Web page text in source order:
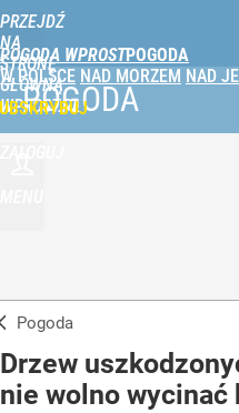
PRZEJDŹ
NA
STRONĘ
GŁÓWNĄ
WPROST.PL
POGODA WPROST
W POLSCE NAD MORZEM NAD
POGODA
Pogoda
Drzew
nie wolno wycinać